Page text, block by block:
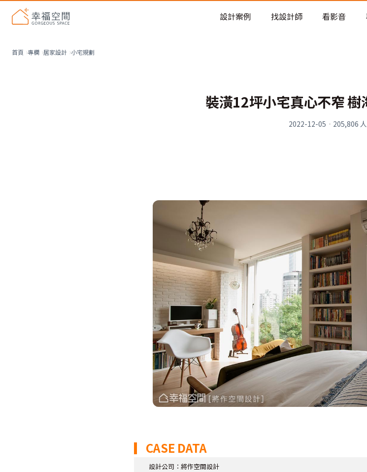
老屋預算分配與高 CP 值煥
設計案例 找設計師 看影音
首頁 專欄 居家設計 小宅規劃
裝潢12坪小宅真心不窄 樹
2022-12-05 · 205,806
▎CASE DATA
設計公司：將作空間設計